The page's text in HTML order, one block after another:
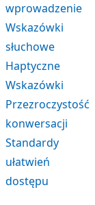
wprowadzenie
Wskazówki
słuchowe
Haptyczne
Wskazówki
Przezroczystość
konwersacji
Standardy
ułatwień
dostępu